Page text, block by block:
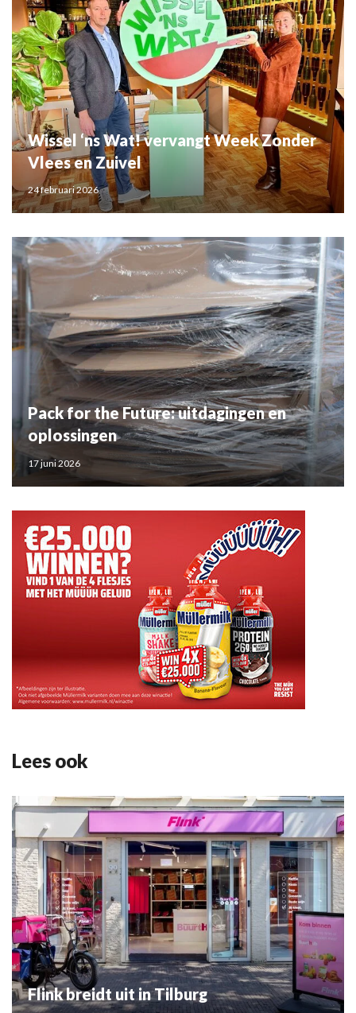
Wissel ‘ns Wat! vervangt Week Zonder
Vlees en Zuivel
24 februari 2026
Pack for the Future: uitdagingen en
oplossingen
17 juni 2026
Lees ook
Flink breidt uit in Tilburg